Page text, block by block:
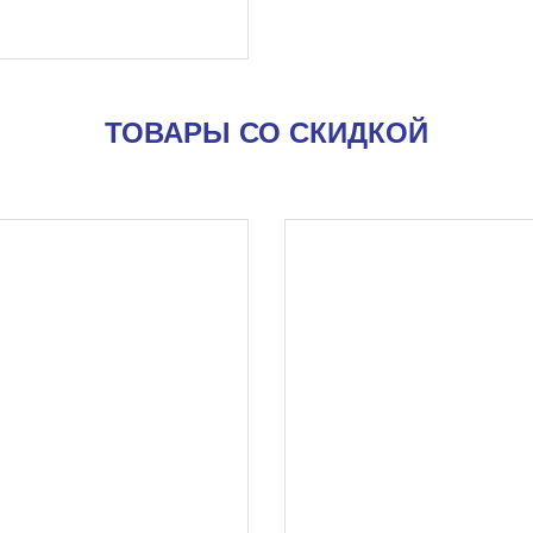
ТОВАРЫ СО СКИДКОЙ